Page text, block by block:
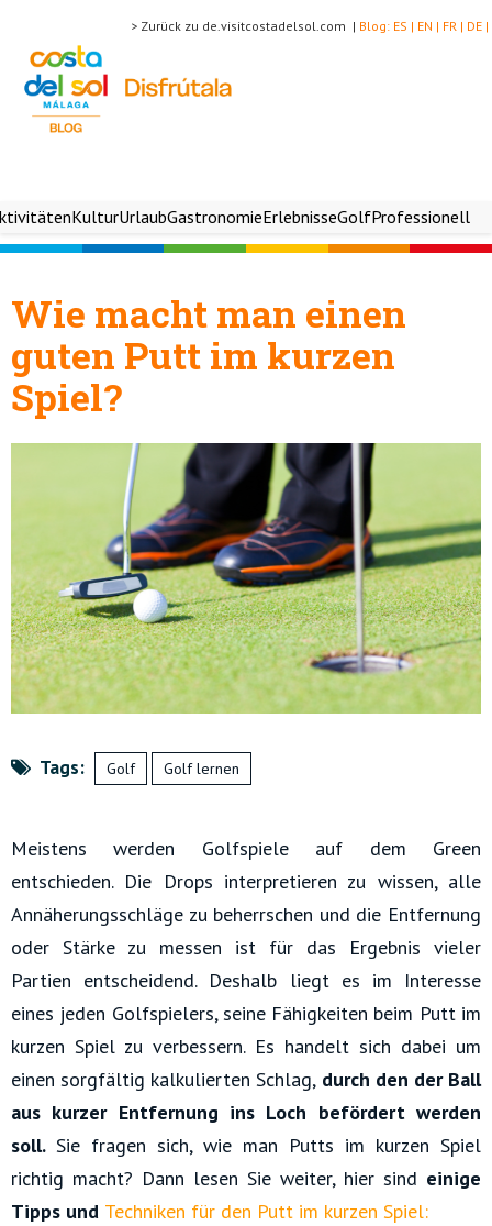
DE |
FR |
EN |
ES |
Blog:
> Zurück zu de.visitcostadelsol.com |
KulturUrlaubGastronomieErlebnisseGolfProfessionell
Wie macht man einen
guten Putt im kurzen
Spiel?
Tags: Golf Golf lernen
Meistens werden Golfspiele auf dem Green
entschieden. Die Drops interpretieren zu wissen, alle
Annäherungsschläge zu beherrschen und die Entfernung
oder Stärke zu messen ist für das Ergebnis vieler
Partien entscheidend. Deshalb liegt es im Interesse
eines jeden Golfspielers, seine Fähigkeiten beim Putt im
kurzen Spiel zu verbessern. Es handelt sich dabei um
einen sorgfältig kalkulierten Schlag, durch den der Ball
aus kurzer Entfernung ins Loch befördert werden
soll. Sie fragen sich, wie man Putts im kurzen Spiel
richtig macht? Dann lesen Sie weiter, hier sind einige
Tipps und Techniken für den Putt im kurzen Spiel: